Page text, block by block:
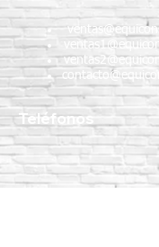
Teléfonos